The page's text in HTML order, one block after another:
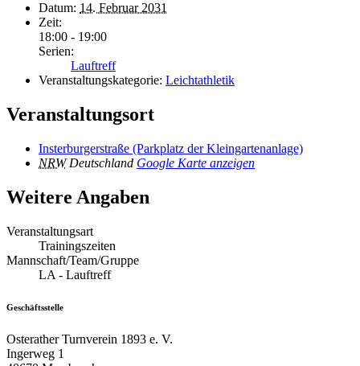
Datum: 14. Februar 2031
Zeit:
18:00 - 19:00
Serien:
Lauftreff
Veranstaltungskategorie: Leichtathletik
Veranstaltungsort
Insterburgerstraße (Parkplatz der Kleingartenanlage)
NRW Deutschland Google Karte anzeigen
Weitere Angaben
Veranstaltungsart
Trainingszeiten
Mannschaft/Team/Gruppe
LA - Lauftreff
Geschäftsstelle
Osterather Turnverein 1893 e. V.
Ingerweg 1